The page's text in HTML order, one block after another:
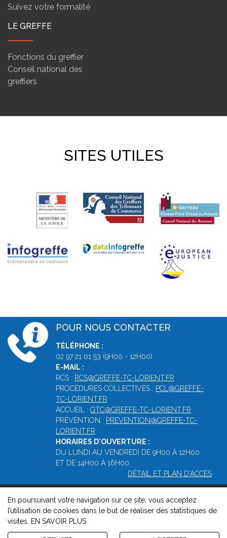
Suivez votre formalité
LE GREFFE
Fonctions du greffier
Conseil national des
greffiers
SITES UTILES
POUR NOUS CONTACTER
TÉLÉPHONE :
02 97 21 01 53 (9H00 - 12H00)
E-MAIL :
RCS : RCS@GREFFE-TC-LORIENT.FR
PROCÉDURES COLLECTIVES : PCL@GREFFE-
TC-LORIENT.FR
ACCUEIL : GTC@GREFFE-TC-LORIENT.FR
PRÉVENTION : PREVENTION@GREFFE-TC-
LORIENT.FR
HORAIRES D'OUVERTURE :
DU LUNDI AU VENDREDI DE 9H00 À 12H00
ET DE 14H00 À 16H00
DÉTAIL ET PLAN D'ACCÈS
© 2026, Greffe du Tribunal de Commerce de Lorient -Mentions
légales-Contact -Gestion des cookies -Politique de
confidentialité et de cookies
En poursuivant votre navigation sur ce site, vous acceptez
l’utilisation de cookies dans le but de réaliser des statistiques de
visites.
EN SAVOIR PLUS